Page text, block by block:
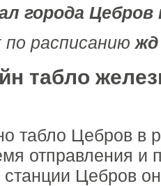
города
расписанию жд
табло
табло Цебров в
отправления и
Цебров